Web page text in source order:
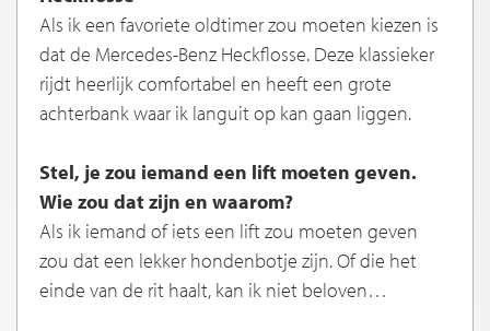
Als ik een favoriete oldtimer zou moeten kiezen is
dat de Mercedes-Benz Heckflosse. Deze klassieker
rijdt heerlijk comfortabel en heeft een grote
achterbank waar ik languit op kan gaan liggen.
Stel, je zou iemand een lift moeten geven.
Wie zou dat zijn en waarom?
Als ik iemand of iets een lift zou moeten geven
zou dat een lekker hondenbotje zijn. Of die het
einde van de rit haalt, kan ik niet beloven…